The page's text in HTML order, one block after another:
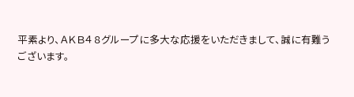
平素より、ＡＫＢ４８グループに多大な応援をいただきまして、誠に有難う
ございます。